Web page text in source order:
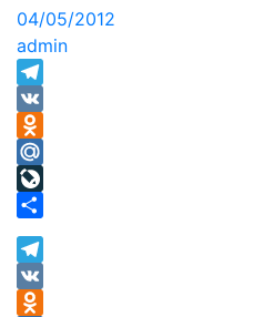
04/05/2012
admin
Telegram
VK
Odnoklassniki
Mail.Ru
LiveJournal
Отправить
Telegram
VK